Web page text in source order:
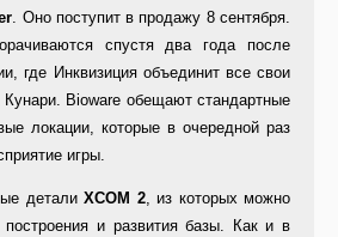
. Оно поступит в продажу 8 сентября.
спустя два года после
где Инквизиция объединит все свои
Bioware обещают стандартные
локации, которые в очередной раз
игры.
деталиXCOM 2, из которых можно
построения и развития базы. Как и в